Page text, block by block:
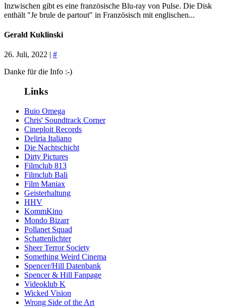
Inzwischen gibt es eine französische Blu-ray von Pulse. Die Disk
enthält "Je brule de partout" in Französisch mit englischen...
Gerald Kuklinski
26. Juli, 2022 | #
Danke für die Info :-)
Links
Buio Omega
Chris' Soundtrack Corner
Cineploit Records
Deliria Italiano
Die Nachtschicht
Dirty Pictures
Filmclub 813
Filmclub Bali
Film Maniax
Geisterhaltung
HHV
KommKino
Mondo Bizarr
Pollanet Squad
Schattenlichter
Sheer Terror Society
Something Weird Cinema
Spencer/Hill Datenbank
Spencer & Hill Fanpage
Videoklub K
Wicked Vision
Wrong Side of the Art